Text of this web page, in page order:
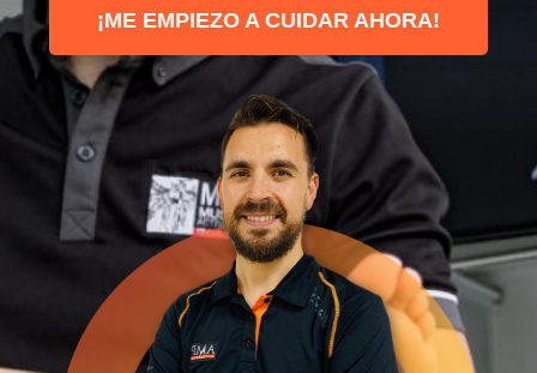
¡ME EMPIEZO A CUIDAR AHORA!